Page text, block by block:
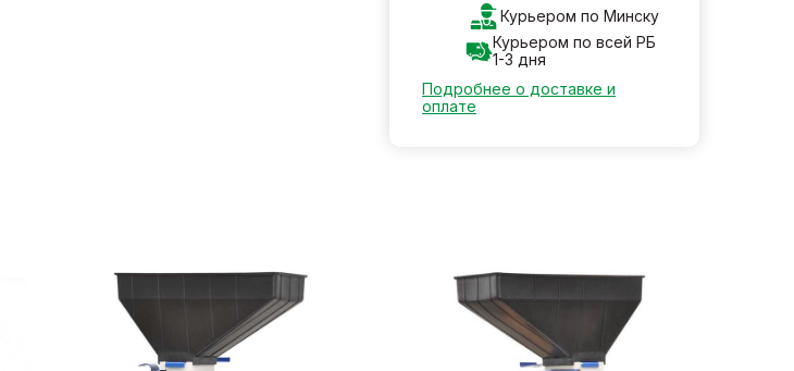
Курьером по Минску
Курьером по всей РБ
1-3 дня
Подробнее о доставке и
оплате